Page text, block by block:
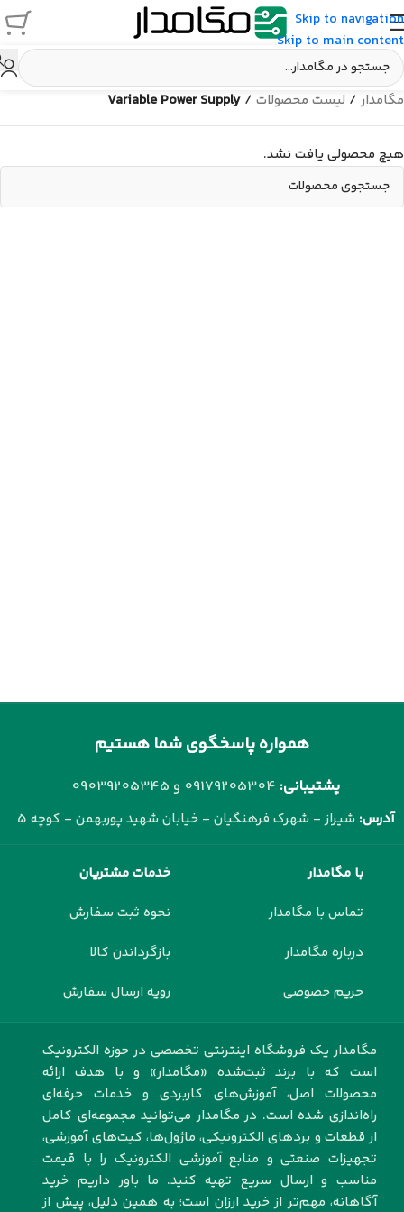
Skip to navigation
Skip to main content
مگامدار/ لیست محصولات /
Variable Power Supply
هیچ محصولی یافت نشد.
همواره پاسخگوی شما هستیم
پشتیبانی: 09179205304 و 09039205345
آدرس: شیراز - شهرک فرهنگیان - خیابان شهید پوربهمن - کوچه 5
با مگامدار
تماس با مگامدار
درباره مگامدار
حریم خصوصی
خدمات مشتریان
نحوه ثبت سفارش
بازگرداندن کالا
رویه ارسال سفارش
مگامدار یک فروشگاه اینترنتی تخصصی در حوزه الکترونیک
است که با برند ثبت‌شده «مگامدار» و با هدف ارائه
محصولات اصل، آموزش‌های کاربردی و خدمات حرفه‌ای
راه‌اندازی شده است. در مگامدار می‌توانید مجموعه‌ای کامل
از قطعات و بردهای الکترونیکی، ماژول‌ها، کیت‌های آموزشی،
تجهیزات صنعتی و منابع آموزشی الکترونیک را با قیمت
مناسب و ارسال سریع تهیه کنید. ما باور داریم خرید
آگاهانه، مهم‌تر از خرید ارزان است؛ به همین دلیل، پیش از